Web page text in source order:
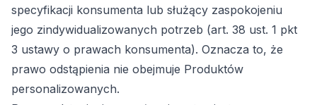
specyfikacji konsumenta lub służący zaspokojeniu
jego zindywidualizowanych potrzeb (art. 38 ust. 1 pkt
3 ustawy o prawach konsumenta). Oznacza to, że
prawo odstąpienia nie obejmuje Produktów
personalizowanych.